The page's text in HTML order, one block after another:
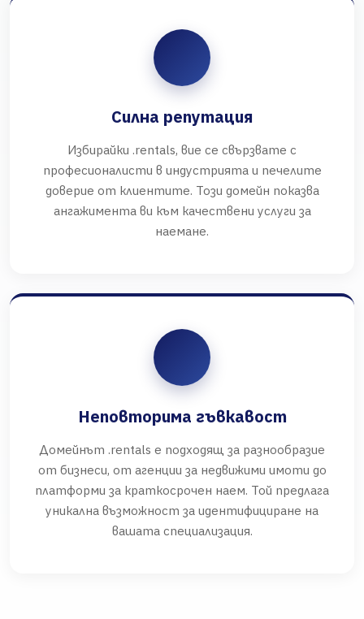
Силна репутация
Избирайки .rentals, вие се свързвате с
професионалисти в индустрията и печелите
доверие от клиентите. Този домейн показва
ангажимента ви към качествени услуги за
наемане.
Неповторима гъвкавост
Домейнът .rentals е подходящ за разнообразие
от бизнеси, от агенции за недвижими имоти до
платформи за краткосрочен наем. Той предлага
уникална възможност за идентифициране на
вашата специализация.